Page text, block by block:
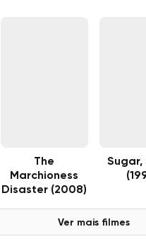
The
Marchioness
Disaster (2008)
Sugar,
Ver mais filmes